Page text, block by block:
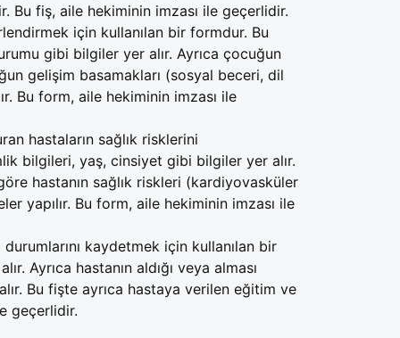
Bu fiş, aile hekiminin imzası ile geçerlidir.
için kullanılan bir formdur. Bu
gibi bilgiler yer alır. Ayrıca çocuğun
gelişim basamakları (sosyal beceri, dil
Bu form, aile hekiminin imzası ile
hastaların sağlık risklerini
bilgileri, yaş, cinsiyet gibi bilgiler yer alır.
hastanın sağlık riskleri (kardiyovasküler
yapılır. Bu form, aile hekiminin imzası ile
kaydetmek için kullanılan bir
Ayrıca hastanın aldığı veya alması
Bu fişte ayrıca hastaya verilen eğitim ve
geçerlidir.